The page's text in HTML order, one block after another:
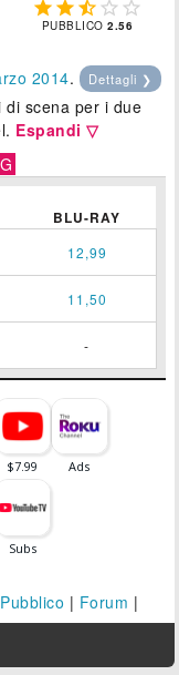
    
PUBBLICO2.56
2014. Dettagli ❯
di scena per i due
Espandi ▽
BLU-RAY
12,99
11,50
-
Pubblico | Forum |